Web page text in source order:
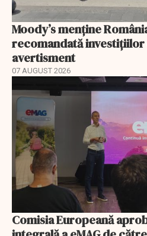
Moody’s menține
recomandată
avertisment
07 AUGUST 2026
Comisia Europeană